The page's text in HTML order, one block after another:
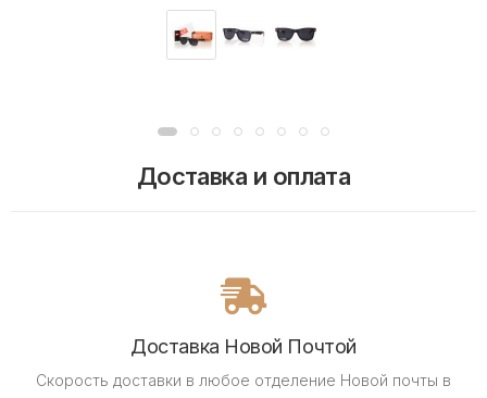
Доставка и оплата
Доставка Новой Почтой
Скорость доставки в любое отделение Новой почты в